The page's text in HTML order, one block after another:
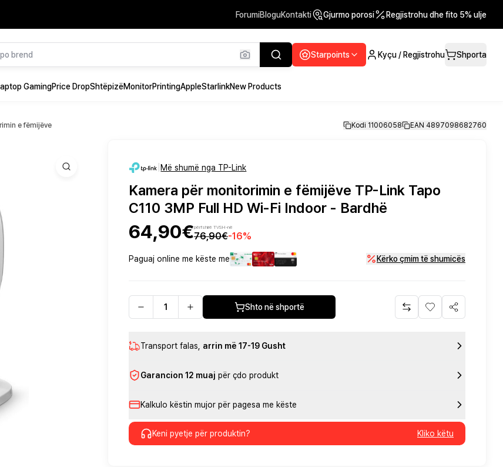
ForumiBloguKontakti Gjurmo porosi Regjistrohu dhe fito 5% ulje
Starpoints Kyçu / Regjistrohu Shporta
GamingPrice DropShtëpizëMonitorPrintingAppleStarlinkNew Products
e fëmijëve Kodi 11006058 EAN 4897098682760
|Më shumë nga TP-Link
Kamera për monitorimin e fëmijëve TP-Link Tapo
C110 3MP Full HD Wi-Fi Indoor - Bardhë
64,90€përfshirë TVSH-në
76,90€-16%
Paguaj online me këste me Kërko çmim të shumicës
Shto në shportë
Transport falas arrin më 17-19 Gusht
Garancion 12 muaj për çdo produkt
Kalkulo këstin mujor për pagesa me këste
Keni pyetje për produktin? Kliko këtu